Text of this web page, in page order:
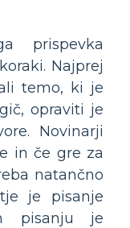
prispevka
Najprej
temo, ki je
opraviti je
Novinarji
in če gre za
natančno
je pisanje
pisanju je